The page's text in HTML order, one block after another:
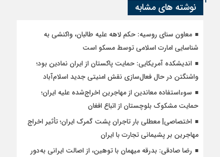
نوشته های مشابه
معاون سنای روسیه: حکم لاهه علیه طالبان، واکنشی به
شناسایی امارت اسلامی توسط مسکو است
اندیشکده آمریکایی: حمایت پاکستان از ایران نمادین بود؛
واشنگتن در حال فعال‌سازی نقش امنیتی جدید اسلام‌آباد
سوءاستفاده معاندین از مهاجرین اخراج‌شده علیه ایران؛
حمایت مشکوک بلوچستان از اتباع افغان
اختصاصی| معطلی بار تاجران پشت گمرک ایران؛ تأثیر اخراج
مهاجرین بر پشیمانی تجارت با ایران
رضا صادقی: بدرقه میهمان با توهین، از اصالت ایرانی به‌دور